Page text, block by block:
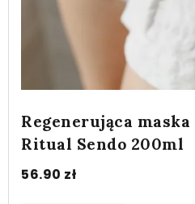
Regenerująca maska
Ritual Sendo 200ml
56.90 zł